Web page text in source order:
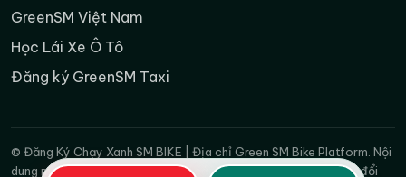
GreenSM Việt Nam
Học Lái Xe Ô Tô
Đăng ký GreenSM Taxi
© Đăng Ký Chạy Xanh SM BIKE | Địa chỉ Green SM Bike Platform. Nội
dung mang tính tham khảo; chính sách tuyển dụng có thể thay đổi